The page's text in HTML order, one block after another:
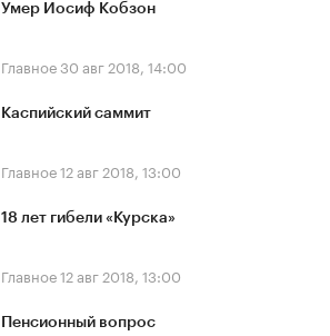
Умер Иосиф Кобзон
Главное30 авг 2018, 14:00
Каспийский саммит
Главное12 авг 2018, 13:00
18 лет гибели «Курска»
Главное12 авг 2018, 13:00
Пенсионный вопрос